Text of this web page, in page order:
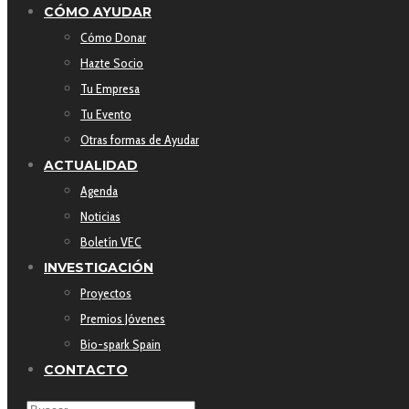
CÓMO AYUDAR
Cómo Donar
Hazte Socio
Tu Empresa
Tu Evento
Otras formas de Ayudar
ACTUALIDAD
Agenda
Noticias
Boletín VEC
INVESTIGACIÓN
Proyectos
Premios Jóvenes
Bio-spark Spain
CONTACTO